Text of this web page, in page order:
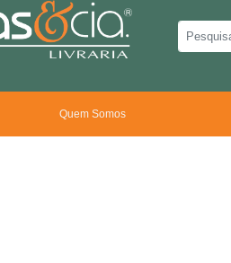
Quem Somos